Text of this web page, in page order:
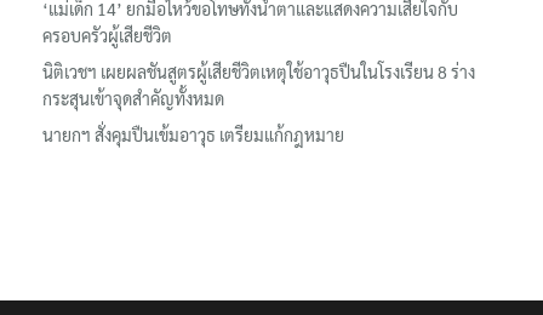
‘แม่เด็ก 14’ ยกมือไหว้ขอโทษทั้งน้ำตาและแสดงความเสียใจกับ
ครอบครัวผู้เสียชีวิต
นิติเวชฯ เผยผลชันสูตรผู้เสียชีวิตเหตุใช้อาวุธปืนในโรงเรียน 8 ร่าง
กระสุนเข้าจุดสำคัญทั้งหมด
นายกฯ สั่งคุมปืนเข้มอาวุธ เตรียมแก้กฎหมาย